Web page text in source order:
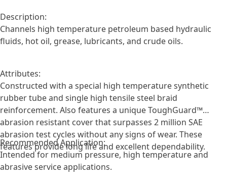
Description:
Channels high temperature petroleum based hydraulic
fluids, hot oil, grease, lubricants, and crude oils.
Attributes:
Constructed with a special high temperature synthetic
rubber tube and single high tensile steel braid
reinforcement. Also features a unique ToughGuard™
abrasion resistant cover that surpasses 2 million SAE
abrasion test cycles without any signs of wear. These
features provide long life and excellent dependability.
Recommended Application:
Intended for medium pressure, high temperature and
abrasive service applications.